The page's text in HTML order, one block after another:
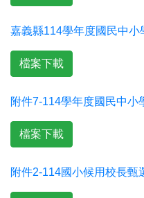
嘉義縣114學年度國民中小
檔案下載
附件7-114學年度國民中小
檔案下載
附件2-114國小候用校長甄